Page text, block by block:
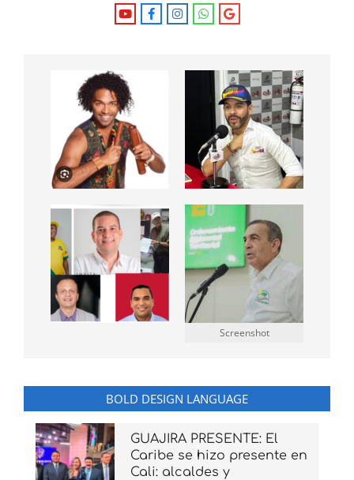
Screenshot
BOLD DESIGN LANGUAGE
GUAJIRA PRESENTE: El
Caribe se hizo presente en
Cali: alcaldes y